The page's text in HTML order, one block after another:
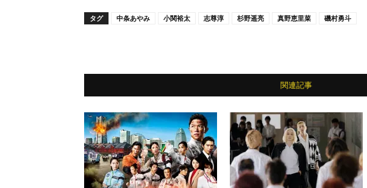
タグ 中条あやみ 小関裕太 志尊淳 杉野遥亮 真野恵里菜 磯村勇斗
関連記事